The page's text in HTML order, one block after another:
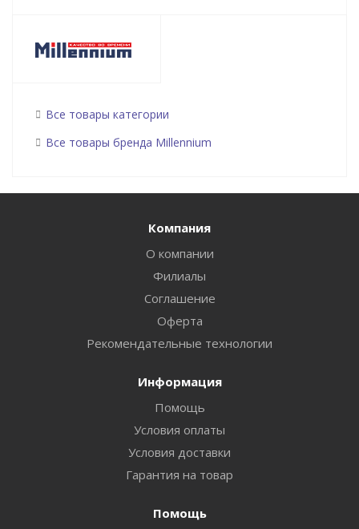
Все товары категории
Все товары бренда Millennium
Компания
О компании
Филиалы
Соглашение
Оферта
Рекомендательные технологии
Информация
Помощь
Условия оплаты
Условия доставки
Гарантия на товар
Помощь